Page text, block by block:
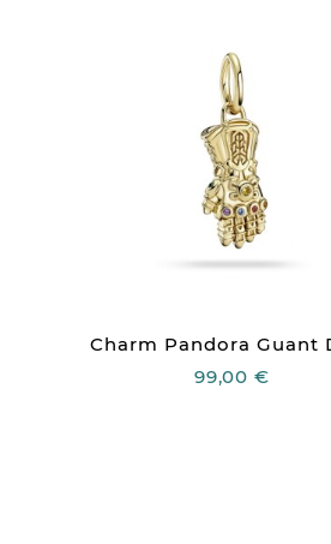
Charm Pandora Guant
99,00 €